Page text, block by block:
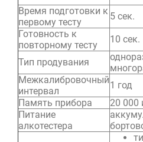
Время подготовки к
первому тесту
5 сек.
Готовность к
повторному тесту
10 сек.
Тип продувания
Межкалибровочный
интервал
1 год
Память прибора
20 000
Питание
алкотестера